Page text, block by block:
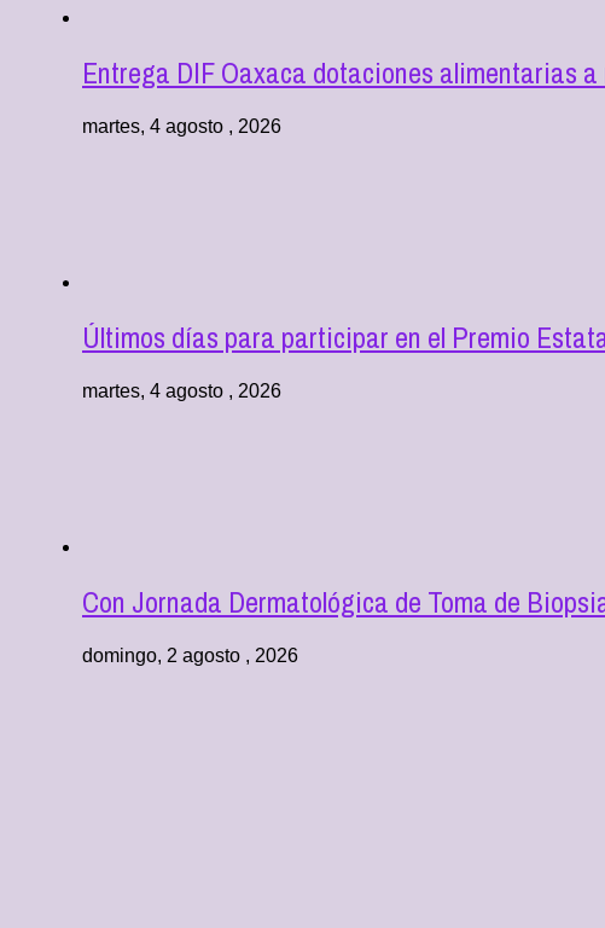
Entrega DIF Oaxaca dotaciones alimentarias
martes, 4 agosto , 2026
Últimos días para participar en el Premio
martes, 4 agosto , 2026
Con Jornada Dermatológica de Toma de
domingo, 2 agosto , 2026